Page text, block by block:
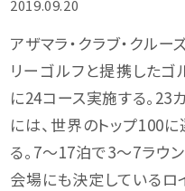
2019.09.20
アザマラ・クラブ・クル
リーゴルフと提携した
に24コース実施する。23
には、世界のトップ100
る。7～17泊で3～7ラウ
会場にも決定しているロ